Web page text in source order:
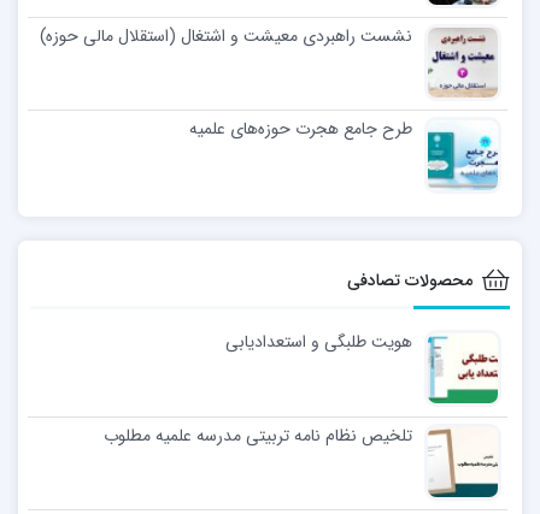
نشست راهبردی معیشت و اشتغال (استقلال مالی حوزه)
طرح جامع هجرت حوزه‌های علمیه
محصولات تصادفی
هویت طلبگی و استعدادیابی
تلخیص نظام نامه تربیتی مدرسه علمیه مطلوب